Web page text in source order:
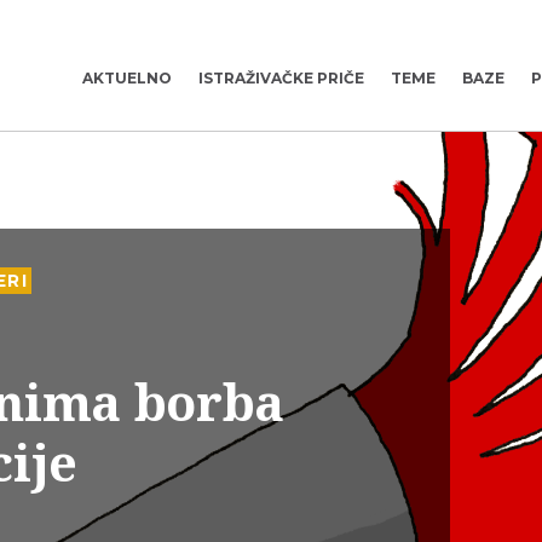
AKTUELNO ISTRAŽIVAČKE PRIČE TEME BAZE
borba